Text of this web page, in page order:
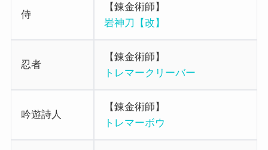
侍
【錬金術師】
岩神刀【改】
忍者
【錬金術師】
トレマークリーバー
吟遊詩人
【錬金術師】
トレマーボウ